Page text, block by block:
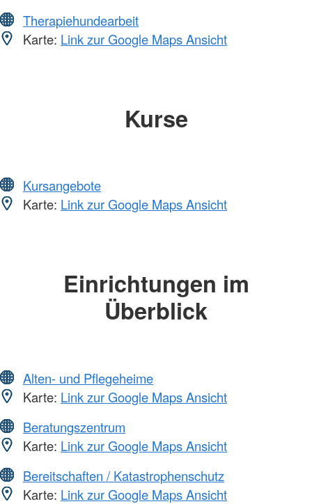
Therapiehundearbeit
Karte: Link zur Google Maps Ansicht
Kurse
Kursangebote
Karte: Link zur Google Maps Ansicht
Einrichtungen im
Überblick
Alten- und Pflegeheime
Karte: Link zur Google Maps Ansicht
Beratungszentrum
Karte: Link zur Google Maps Ansicht
Bereitschaften / Katastrophenschutz
Karte: Link zur Google Maps Ansicht